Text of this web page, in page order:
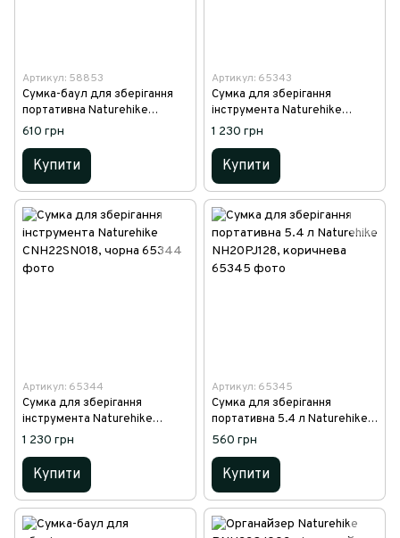
Артикул: 58853
Сумка-баул для зберігання
портативна Naturehike
NH17S021-M, 45 л, темно-
610 грн
Купити
Артикул: 65343
Сумка для зберігання
інструмента Naturehike
CNH22SN018, гірчична
1 230 грн
Купити
Артикул: 65344
Сумка для зберігання
інструмента Naturehike
CNH22SN018, чорна
1 230 грн
Купити
Артикул: 65345
Сумка для зберігання
портативна 5.4 л Naturehike
NH20PJ128, коричнева
560 грн
Купити